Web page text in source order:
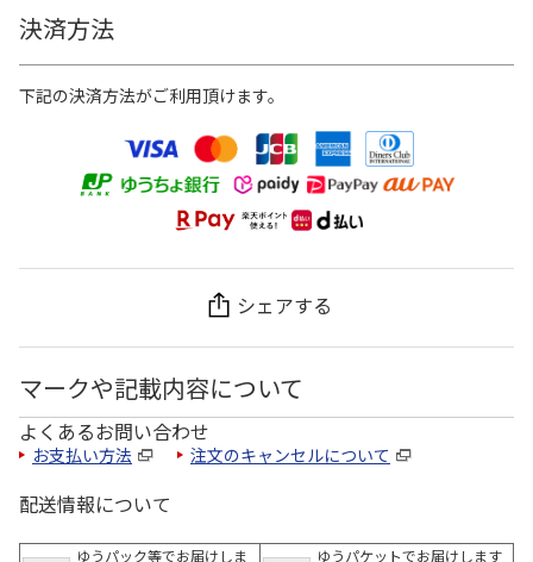
決済方法
下記の決済方法がご利用頂けます。
シェアする
マークや記載内容について
よくあるお問い合わせ
お支払い方法 注文のキャンセルについて
配送情報について
ゆうパック等でお届けしま
ゆうパケットでお届けします